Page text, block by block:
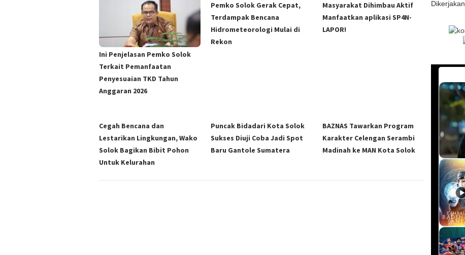
Ini Penjelasan Pemko Solok
Terkait Pemanfaatan
Penyesuaian TKD Tahun
Anggaran 2026
Pemko Solok Gerak Cepat,
Terdampak Bencana
Hidrometeorologi Mulai di
Rekon
Masyarakat Dihimbau Aktif
Manfaatkan aplikasi SP4N-
LAPOR!
Cegah Bencana dan
Lestarikan Lingkungan, Wako
Solok Bagikan Bibit Pohon
Untuk Kelurahan
Puncak Bidadari Kota Solok
Sukses Diuji Coba Jadi Spot
Baru Gantole Sumatera
BAZNAS Tawarkan Program
Karakter Celengan Serambi
Madinah ke MAN Kota Solok
Dikerjakan